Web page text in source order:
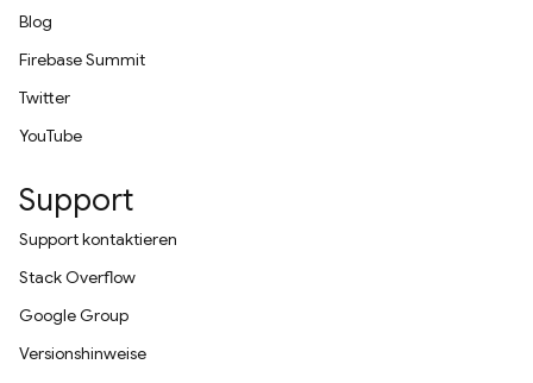
Blog
Firebase Summit
Twitter
YouTube
Support
Support kontaktieren
Stack Overflow
Google Group
Versionshinweise